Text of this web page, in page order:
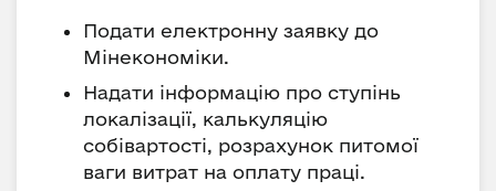
Подати електронну заявку до
Мінекономіки.
Надати інформацію про ступінь
локалізації, калькуляцію
собівартості, розрахунок питомої
ваги витрат на оплату праці.